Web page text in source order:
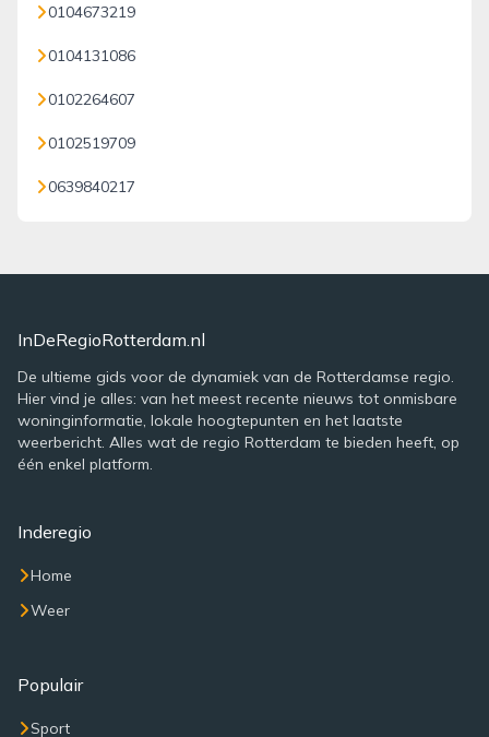
0104673219
0104131086
0102264607
0102519709
0639840217
InDeRegioRotterdam.nl
De ultieme gids voor de dynamiek van de Rotterdamse regio.
Hier vind je alles: van het meest recente nieuws tot onmisbare
woninginformatie, lokale hoogtepunten en het laatste
weerbericht. Alles wat de regio Rotterdam te bieden heeft, op
één enkel platform.
Inderegio
Home
Weer
Populair
Sport